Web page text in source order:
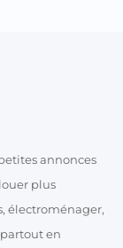
annonces
plus
électroménager,
en